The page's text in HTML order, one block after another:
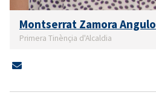
Montserrat Zamora Angulo
Primera Tinènçia d'Alcaldia